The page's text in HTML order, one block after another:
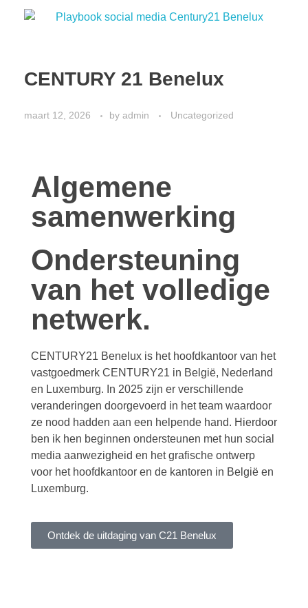
CENTURY 21 Benelux
maart 12, 2026 by admin Uncategorized
Algemene
samenwerking
Ondersteuning
van het volledige
netwerk.
CENTURY21 Benelux is het hoofdkantoor van het
vastgoedmerk CENTURY21 in België, Nederland
en Luxemburg. In 2025 zijn er verschillende
veranderingen doorgevoerd in het team waardoor
ze nood hadden aan een helpende hand. Hierdoor
ben ik hen beginnen ondersteunen met hun social
media aanwezigheid en het grafische ontwerp
voor het hoofdkantoor en de kantoren in België en
Luxemburg.
Ontdek de uitdaging van C21 Benelux